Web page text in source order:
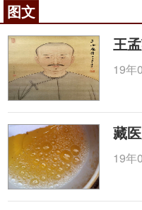
图文
王
19年
藏
19年